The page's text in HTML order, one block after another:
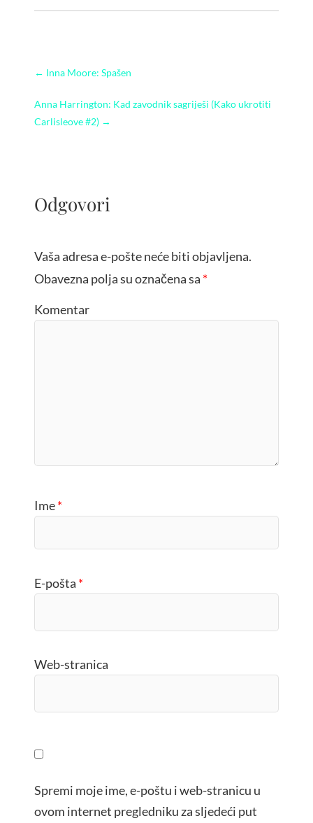
← Inna Moore: Spašen
Anna Harrington: Kad zavodnik sagriješi (Kako ukrotiti
Carlisleove #2) →
Odgovori
Vaša adresa e-pošte neće biti objavljena.
Obavezna polja su označena sa *
Komentar
Ime*
E-pošta *
Web-stranica
Spremi moje ime, e-poštu i web-stranicu u
ovom internet pregledniku za sljedeći put